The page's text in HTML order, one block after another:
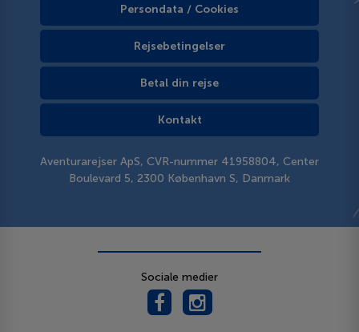
Persondata / Cookies
Rejsebetingelser
Betal din rejse
Kontakt
Aventurarejser ApS, CVR-nummer 41958804, Center
Boulevard 5, 2300 København S, Danmark
Sociale medier